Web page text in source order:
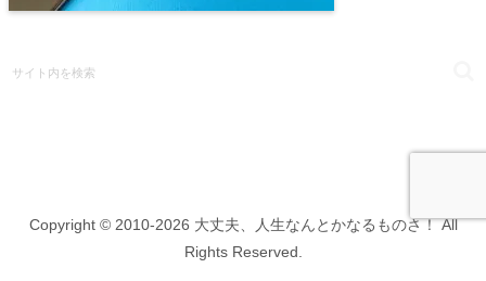
Copyright © 2010-2026 大丈夫、人生なんとかなるものさ！ All
Rights Reserved.